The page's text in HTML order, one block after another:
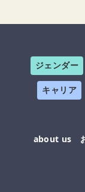
ジェンダー
キャリア
about us